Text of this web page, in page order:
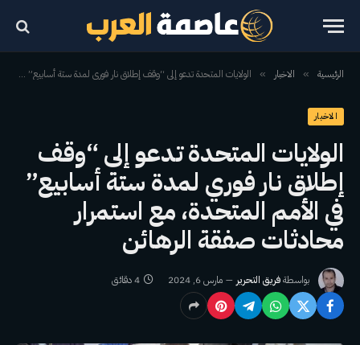
الرئيسية » الاخبار » الولايات المتحدة تدعو إلى “وقف إطلاق نار فوري لمدة ستة أسابيع” في الأمم المتحدة، مع استمرار محادثات صفقة الرهائن
الاخبار
الولايات المتحدة تدعو إلى “وقف
إطلاق نار فوري لمدة ستة أسابيع”
في الأمم المتحدة، مع استمرار
محادثات صفقة الرهائن
بواسطةفريق التحرير مارس 6, 2024 4 دقائق